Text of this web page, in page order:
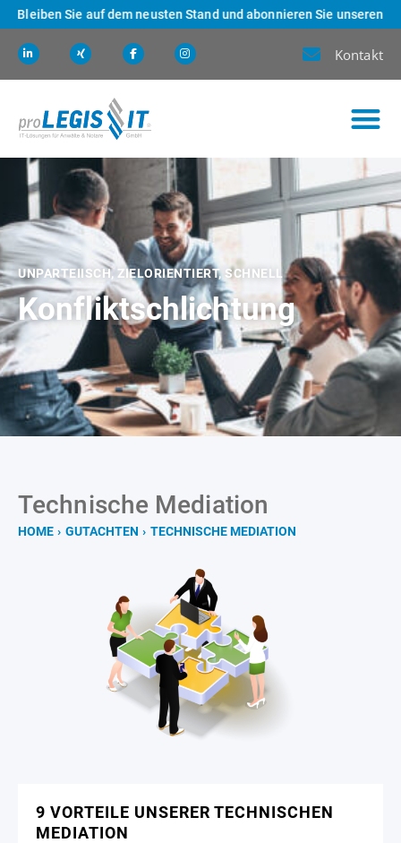
Sie auf dem neusten Stand und abonnieren Sie unseren
Kontakt
UNPARTEIISCH, ZIELORIENTIERT, SCHNELL
Konfliktschlichtung
Technische Mediation
HOME › GUTACHTEN › TECHNISCHE MEDIATION
9 VORTEILE UNSERER TECHNISCHEN
MEDIATION